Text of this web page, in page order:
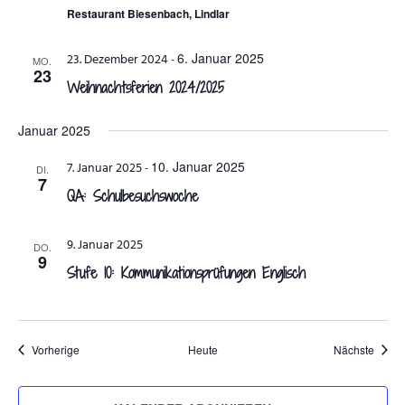
Restaurant Biesenbach, Lindlar
MO.
23
23. Dezember 2024-6. Januar 2025
Weihnachtsferien 2024/2025
Januar 2025
DI.
7
7. Januar 2025- 10. Januar 2025
QA: Schulbesuchswoche
DO.
9
9. Januar 2025
Stufe 10: Kommunikationsprüfungen Englisch
VorherigeVeranstaltungen Heute Nächste